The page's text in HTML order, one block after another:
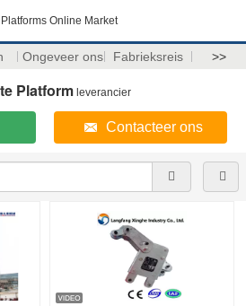
Online Market
Ongeveer ons Fabrieksreis >>
Platform leverancier
Contacteer ons